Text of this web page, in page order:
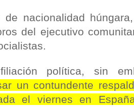
de nacionalidad
del ejecutivo
política, sin
un contundente
el viernes en